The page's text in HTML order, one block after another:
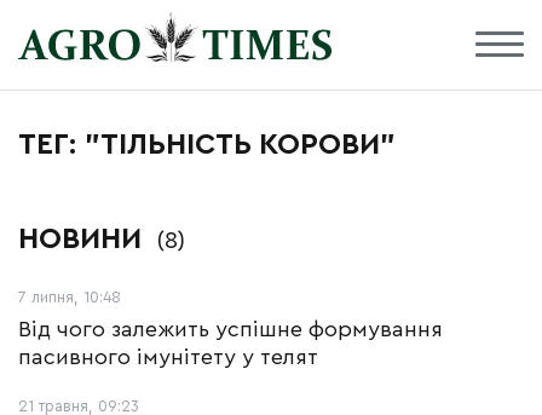
ТЕГ: "ТІЛЬНІСТЬ КОРОВИ"
НОВИНИ (8)
7 липня, 10:48
Від чого залежить успішне формування
пасивного імунітету у телят
21 травня, 09:23